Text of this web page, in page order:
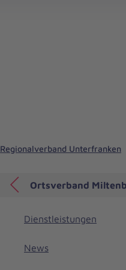
Regionalverband Unterfranken
Ortsverband
Dienstleistungen
News